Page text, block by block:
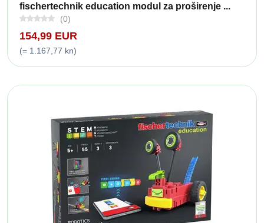
fischertechnik education modul za proširenje ...
(0)
154,99 EUR
(= 1.167,77 kn)